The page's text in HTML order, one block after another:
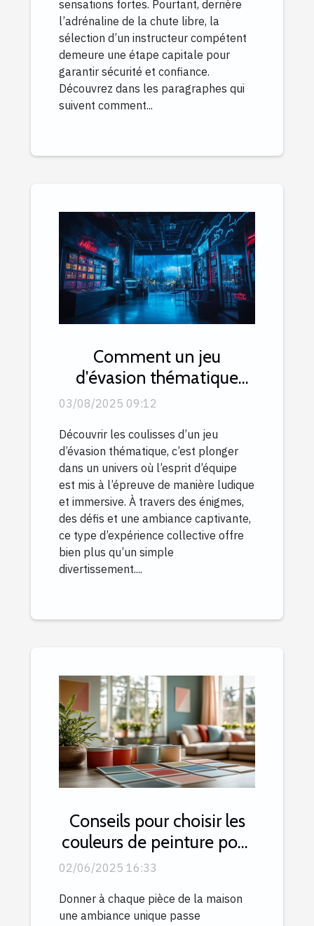
sensations fortes. Pourtant, derrière
l’adrénaline de la chute libre, la
sélection d’un instructeur compétent
demeure une étape capitale pour
garantir sécurité et confiance.
Découvrez dans les paragraphes qui
suivent comment...
Comment un jeu
d'évasion thématique
peut renforcer l'esprit
03/08/2025 09:12
Découvrir les coulisses d’un jeu
d’évasion thématique, c’est plonger
dans un univers où l’esprit d’équipe
est mis à l’épreuve de manière ludique
et immersive. À travers des énigmes,
des défis et une ambiance captivante,
ce type d’expérience collective offre
bien plus qu’un simple
divertissement....
Conseils pour choisir les
couleurs de peinture pour
chaque pièce de la
02/06/2025 16:33
Donner à chaque pièce de la maison
une ambiance unique passe